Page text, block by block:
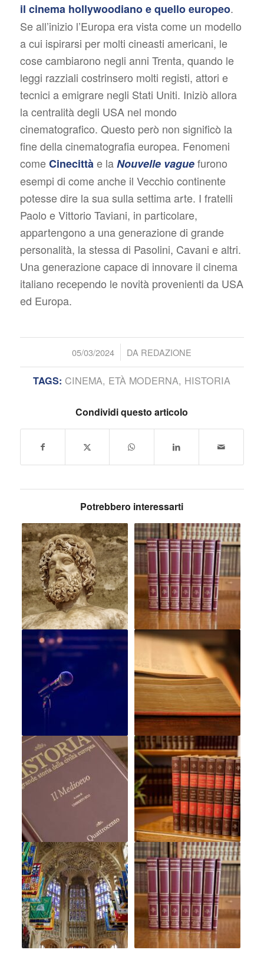
il cinema hollywoodiano e quello europeo.
Se all’inizio l’Europa era vista come un modello
a cui ispirarsi per molti cineasti americani, le
cose cambiarono negli anni Trenta, quando le
leggi razziali costrinsero molti registi, attori e
tecnici a emigrare negli Stati Uniti. Iniziò allora
la centralità degli USA nel mondo
cinematografico. Questo però non significò la
fine della cinematografia europea. Fenomeni
comeCinecittà e laNouvelle vaguefurono
esempi di come anche il Vecchio continente
potesse dire la sua sulla settima arte. I fratelli
Paolo e Vittorio Taviani, in particolare,
appartengono a una generazione di grande
personalità, la stessa di Pasolini, Cavani e altri.
Una generazione capace di innovare il cinema
italiano recependo le novità provenienti da USA
ed Europa.
05/03/2024
/ DA REDAZIONE
TAGS: CINEMA, ETÀ MODERNA, HISTORIA
Condividi questo articolo
Potrebbero interessarti